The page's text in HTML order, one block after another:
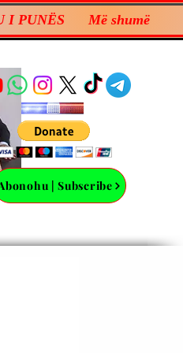
I PUNËS Më shumë
| Subscribe